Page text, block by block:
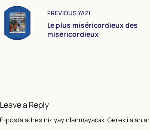
PREVIOUSYAZI
Le plus miséricordieux des
miséricordieux
Leave a Reply
E-posta adresiniz yayınlanmayacak.Gerekli alanlar